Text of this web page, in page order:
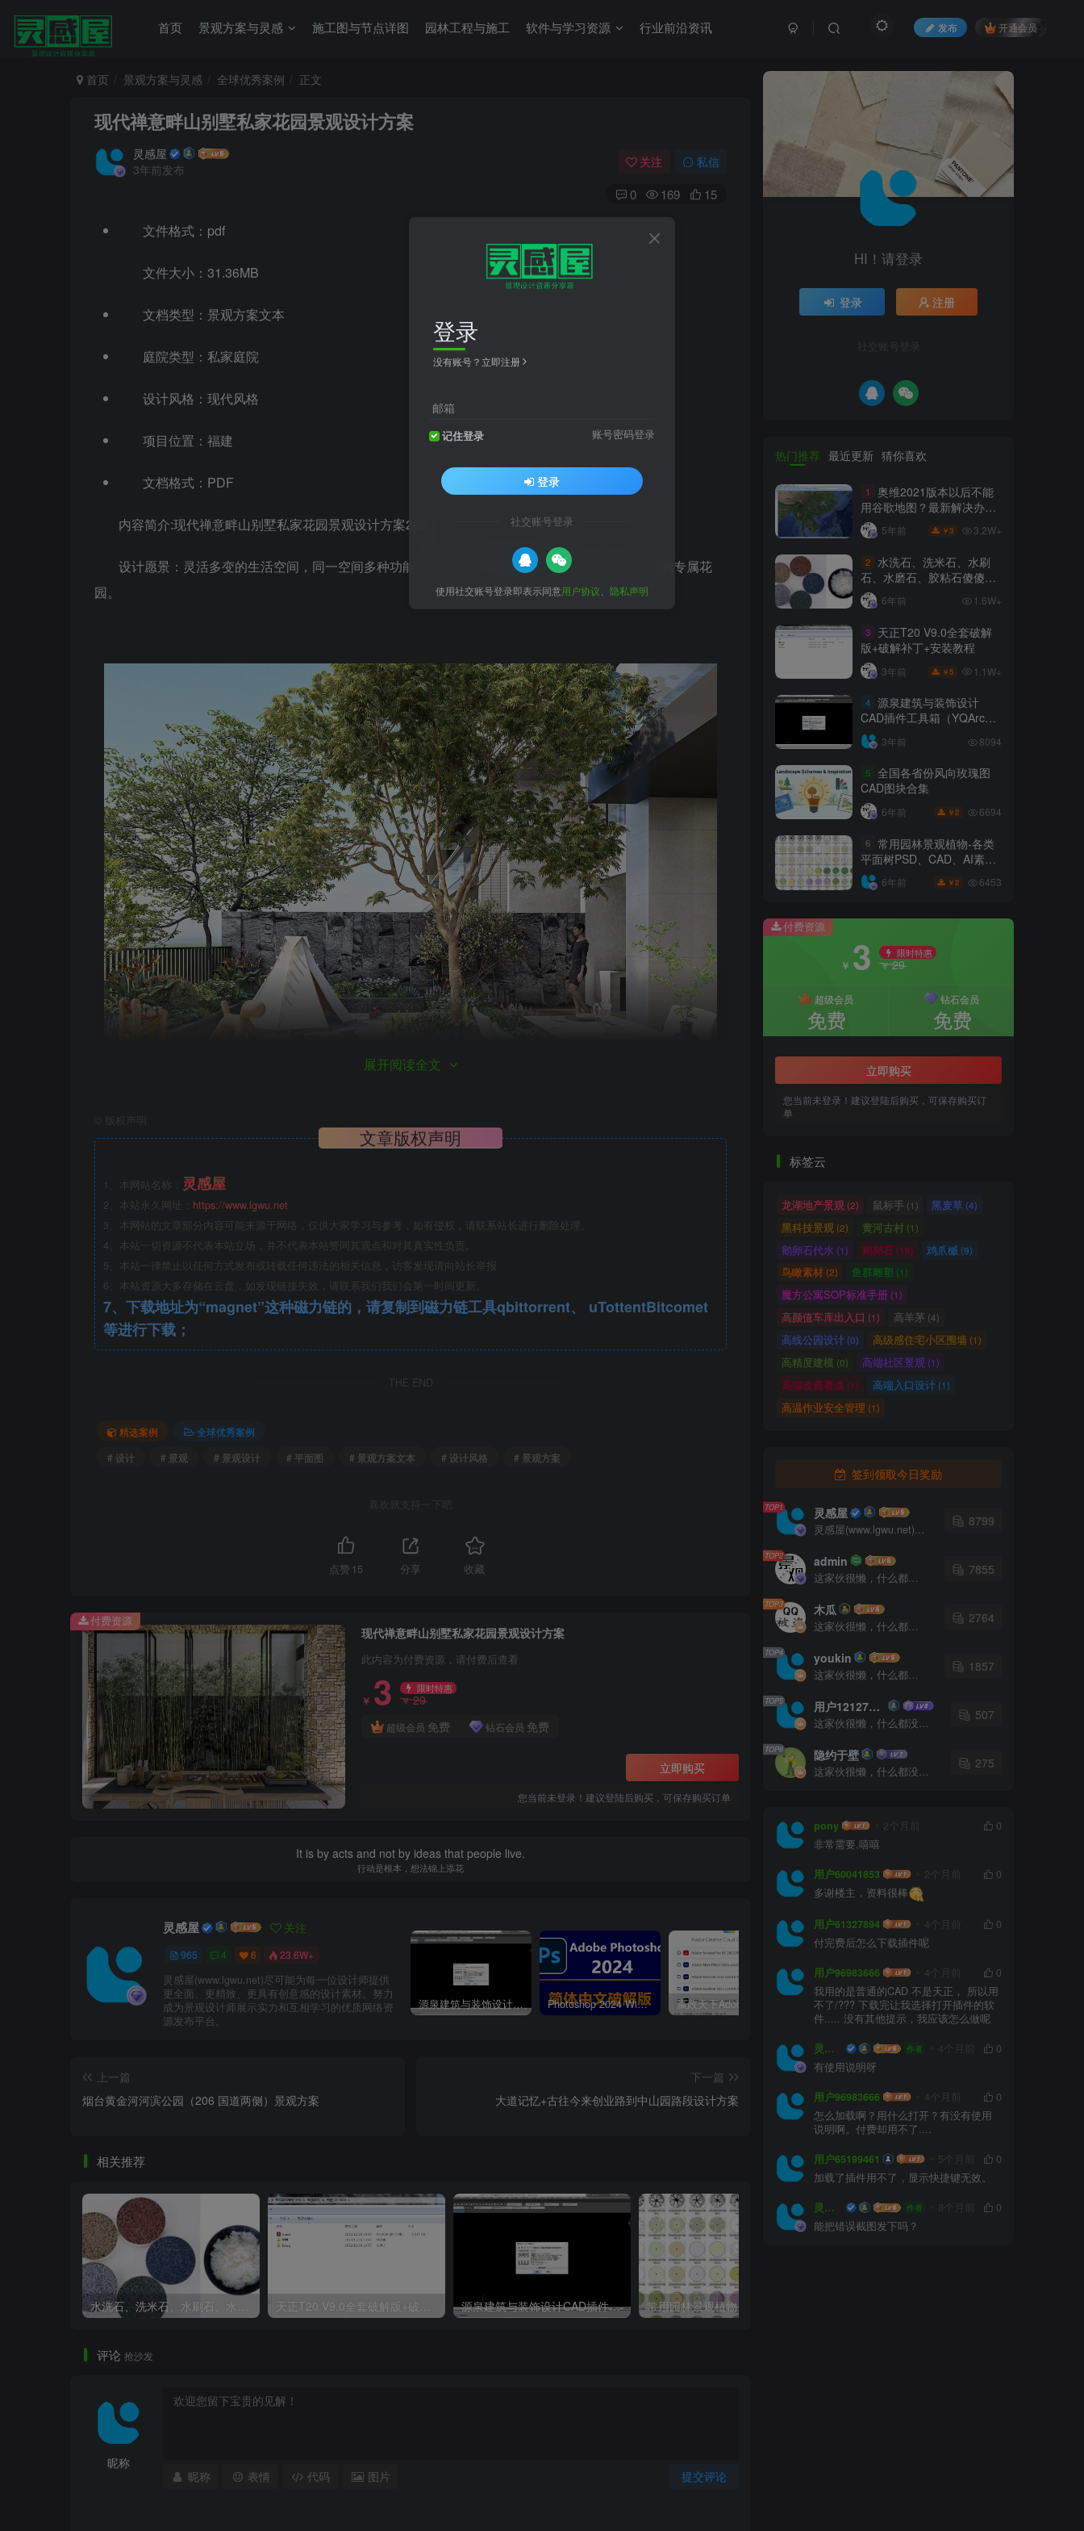
首页 景观方案与灵感 施工图与节点详图 园林工程与施工 软件与学习资源 行业前沿资讯 发布 开通会员
首页 景观方案与灵感 全球优秀案例 正文
现代禅意畔山别墅私家花园景观设计方案
灵感屋
3年前发布
关注 私信
0 169 15
文件格式：pdf
文件大小：31.36MB
文档类型：景观方案文本
庭院类型：私家庭院
设计风格：现代风格
项目位置：福建
文档格式：PDF
内容简介:现代禅意畔山别墅私家花园景观设计方案2023
设计愿景：灵活多变的生活空间，同一空间多种功能。家人们的爱好需要空间满足，有一个我们的专属花
园。
茶室.jpg
展开阅读全文
版权声明
文章版权声明
1、本网站名称： 灵感屋
2、本站永久网址： https://www.lgwu.net
3、本网站的文章部分内容可能来源于网络，仅供大家学习与参考，如有侵权，请联系站长进行删除处理。
4、本站一切资源不代表本站立场，并不代表本站赞同其观点和对其真实性负责。
5、本站一律禁止以任何方式发布或转载任何违法的相关信息，访客发现请向站长举报
6、本站资源大多存储在云盘，如发现链接失效，请联系我们我们会第一时间更新。
7、下载地址为“magnet”这种磁力链的，请复制到磁力链工具qbittorrent、 uTottentBitcomet
等进行下载；
THE END
精选案例
全球优秀案例
# 设计
# 景观 # 景观设计 # 平面图 # 景观方案文本 # 设计风格 # 景观方案
喜欢就支持一下吧
点赞 15 分享 收藏
现代禅意畔山别墅私家花园景观设计方案
此内容为付费资源，请付费后查看
￥ 3 限时特惠
￥29
超级会员 免费 钻石会员 免费
立即购买
您当前未登录！建议登陆后购买，可保存购买订单
付费资源
It is by acts and not by ideas that people live.
行动是根本，想法锦上添花
灵感屋 关注
965 4 6 23.6W+
灵感屋(www.lgwu.net)尽可能为每一位设计师提供
更全面、更精致、更具有创意感的设计素材。努力
成为景观设计师展示实力和互相学习的优质网络资
源发布平台。
源泉建筑与装饰设计CAD插件工具箱（YQArch 6.7.4） Photoshop 2024 Win|Mac 简体中文破解版安装包下载及安装教程 PS精简版Adobe Photoshop Elements 2024破解版中文免序列号激活v24.0.0
上一篇
烟台黄金河河滨公园（206 国道两侧）景观方案
下一篇
大道记忆+古往今来创业路到中山园路段设计方案
相关推荐
水洗石、洗米石、水刷石、水磨石、胶粘石傻傻分不清楚 天正T20 V9.0全套破解版+破解补丁+安装教程 源泉建筑与装饰设计CAD插件工具箱（YQArch 6.7.4）
评论 抢沙发
昵称
提交评论
昵称 表情 代码 图片
HI！请登录
登录 注册
社交账号登录
热门推荐 最近更新 猜你喜欢
1
奥维2021版本以后不能
用谷歌地图？最新解决办法
苹果安卓电脑
5年前 ￥3 3.2W+
2
水洗石、洗米石、水刷
石、水磨石、胶粘石傻傻分
不清楚
6年前 1.6W+
3
天正T20 V9.0全套破解
版+破解补丁+安装教程
3年前 ￥5 1.1W+
4 源泉建筑与装饰设计
CAD插件工具箱（YQArch
6.7.4）
3年前 8094
5 全国各省份风向玫瑰图
CAD图块合集
6年前 ￥2 6694
6 常用园林景观植物-各类
平面树PSD、CAD、AI素材
线稿
6年前 ￥2 6453
付费资源
￥ 3 限时特惠
￥29
超级会员
免费
钻石会员
免费
立即购买
您当前未登录！建议登陆后购买，可保存购买订
单
标签云
龙湖地产景观 (2) 鼠标手 (1) 黑麦草(4)
黑科技景观 (2) 黄河古村(1)
鹅卵石代水 (1) 鹅卵石(19) 鸡爪槭(9)
鸟瞰素材 (2) 鱼群雕塑 (1)
魔方公寓SOP标准手册 (1)
高颜值车库出入口 (1) 高羊茅 (4)
高线公园设计 (0) 高级感住宅小区围墙(1)
高精度建模 (0) 高端社区景观 (1)
高端改善赛道 (1) 高端入口设计(1)
高温作业安全管理 (1)
签到领取今日奖励
TOP1 灵感屋
灵感屋(www.lgwu.net)尽可能为每一位设计师提供更全面、更精致、更具有创意感的设计素材。努力成为景观设计师展示实力和互相学习的优质网络资源发布平台。
8799
TOP2 admin
这家伙很懒，什么都没有写...
7855
TOP3 木瓜
这家伙很懒，什么都没有写...
2764
TOP4 youkin
这家伙很懒，什么都没有写...
1857
TOP5 用户12127023
这家伙很懒，什么都没有写...
507
TOP6 隐约于壁
这家伙很懒，什么都没有写...
275
pony 2个月前
0
非常需要,嘻嘻
用户60041853 2个月前
0
多谢楼主，资料很棒
用户61327894 4个月前
0
付完费后怎么下载插件呢
用户96983666 4个月前
0
我用的是普通的CAD 不是天正， 所以用
不了/??? 下载完让我选择打开插件的软
件..... 没有其他提示，我应该怎么做呢
灵感屋 作者 4个月前
0
有使用说明呀
用户96983666 4个月前
0
怎么加载啊？用什么打开？有没有使用
说明啊。付费却用不了....
用户65199461 5个月前
0
加载了插件用不了，显示快捷键无效。
灵感屋 作者 8个月前
0
能把错误截图发下吗？
登录
没有账号？立即注册
邮箱
记住登录 账号密码登录
登录
社交账号登录
使用社交账号登录即表示同意用户协议 隐私声明